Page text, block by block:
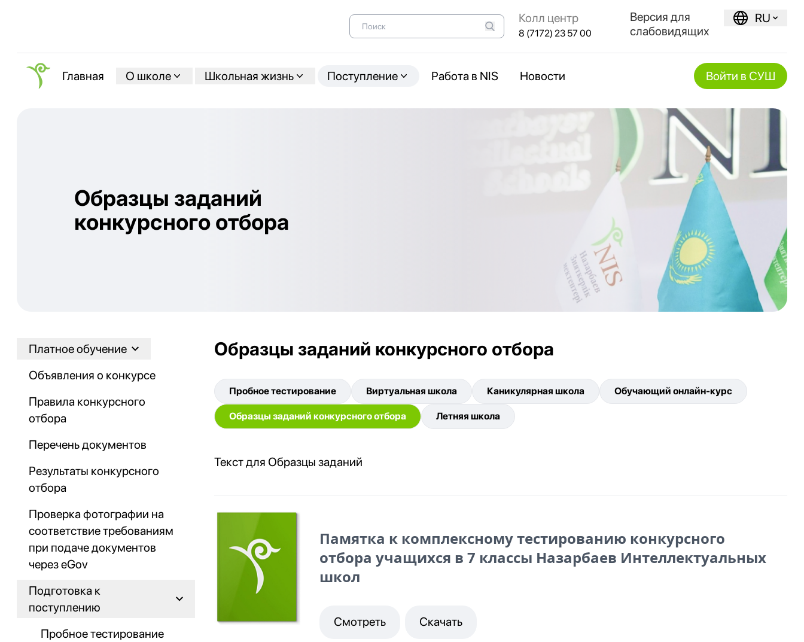
Колл центр
8 (7172) 23 57 00
Версия для
слабовидящих
RU
Главная О школе Школьная жизнь Поступление Работа в NIS Новости Войти в СУШ
Образцы заданий
конкурсного отбора
Платное обучение
Объявления о конкурсе
Правила конкурсного
отбора
Перечень документов
Результаты конкурсного
отбора
Проверка фотографии на
соответствие требованиям
при подаче документов
через eGov
Подготовка к
поступлению
Пробное тестирование
Образцы заданий конкурсного отбора
Пробное тестирование Виртуальная школа Каникулярная школа Обучающий онлайн-курс
Образцы заданий конкурсного отбора Летняя школа
Текст для Образцы заданий
Памятка к комплексному тестированию конкурсного
отбора учащихся в 7 классы Назарбаев Интеллектуальных
школ
Смотреть Скачать